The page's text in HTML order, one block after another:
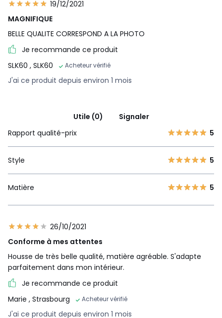
19/12/2021
MAGNIFIQUE
BELLE QUALITE CORRESPOND A LA PHOTO
Je recommande ce produit
SLK60 , SLK60 Acheteur vérifié
J'ai ce produit depuis environ 1 mois
Utile (0)
Signaler
Rapport qualité-prix
5
Style 5
Matière 5
26/10/2021
Conforme à mes attentes
Housse de très belle qualité, matière agréable. S'adapte
parfaitement dans mon intérieur.
Je recommande ce produit
Marie , Strasbourg Acheteur vérifié
J'ai ce produit depuis environ 1 mois